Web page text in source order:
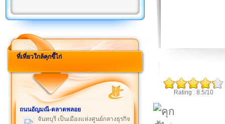
ที่เที่ยวใกล้คุกขี้ไก่
ถนนอัญมณี-ตลาดพลอย
จันทบุรี เป็นเมืองแห่งศูนย์กลางธุรกิจ
Rating : 8.5/10